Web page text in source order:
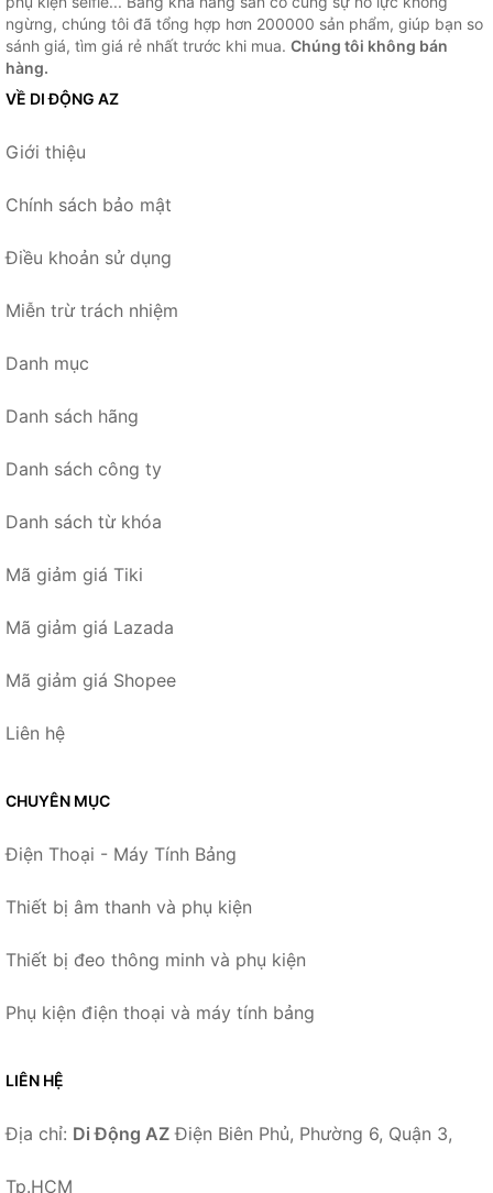
ngừng, chúng tôi đã tổng hợp hơn 200000 sản phẩm, giúp bạn so
sánh giá, tìm giá rẻ nhất trước khi mua. Chúng tôi không bán
hàng.
VỀ DI ĐỘNG AZ
Giới thiệu
Chính sách bảo mật
Điều khoản sử dụng
Miễn trừ trách nhiệm
Danh mục
Danh sách hãng
Danh sách công ty
Danh sách từ khóa
Mã giảm giá Tiki
Mã giảm giá Lazada
Mã giảm giá Shopee
Liên hệ
CHUYÊN MỤC
Điện Thoại - Máy Tính Bảng
Thiết bị âm thanh và phụ kiện
Thiết bị đeo thông minh và phụ kiện
Phụ kiện điện thoại và máy tính bảng
LIÊN HỆ
Địa chỉ: Di Động AZ Điện Biên Phủ, Phường 6, Quận 3,
Tp.HCM